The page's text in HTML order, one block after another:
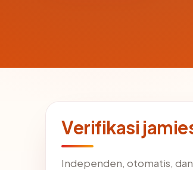
Verifikasi
Independen, otomatis,